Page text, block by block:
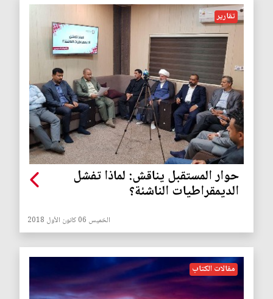
تقارير
حوار المستقبل يناقش: لماذا تفشل
الديمقراطيات الناشئة؟
الخميس 06 كانون الأول 2018
مقالات الكتاب